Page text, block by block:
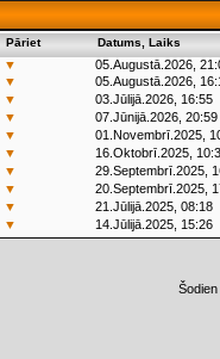
Pāriet Datums, Laiks
▼
05.Augustā.2026,
▼
05.Augustā.2026,
▼
03.Jūlijā.2026, 16:55
▼
07.Jūnijā.2026, 20:59
▼
01.Novembrī.2025,
▼
16.Oktobrī.2025,
▼
29.Septembrī.2025,
▼
20.Septembrī.2025,
▼
21.Jūlijā.2025, 08:18
▼ 14.Jūlijā.2025, 15:26